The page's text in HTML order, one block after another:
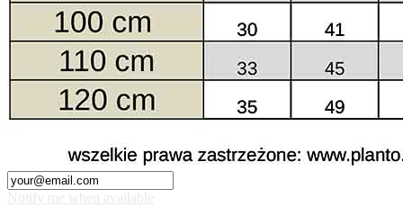
Notify me when available